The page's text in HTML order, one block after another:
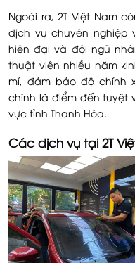
Ngoài ra, 2T Việt Nam
dịch vụ chuyên nghiệp
hiện đại và đội ngũ
thuật viên nhiều năm
mỉ, đảm bảo độ chính
chính là điểm đến tuyệt
vực tỉnh Thanh Hóa.
Các dịch vụ tại 2T